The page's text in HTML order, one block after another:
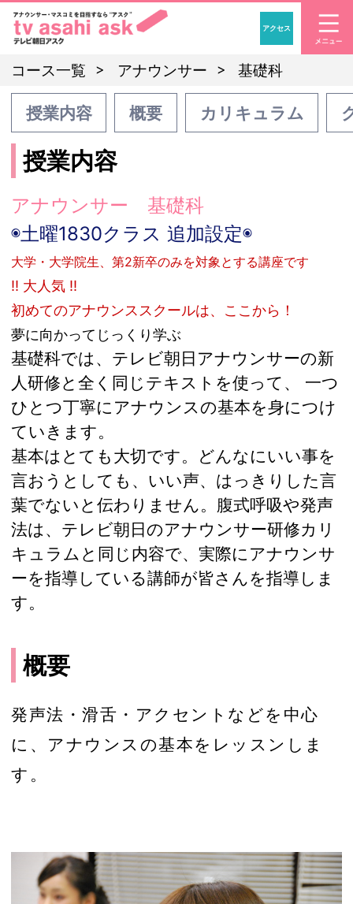
「アナウンサー・マ
アクセス
コース一覧 アナウンサー 基礎科
授業内容 概要 カリキュラム
授業内容
アナウンサー 基礎科
◉土曜1830クラス 追加設定◉
大学・大学院生、第2新卒のみを対象とする講座です
!! 大人気 !!
初めてのアナウンススクールは、ここから！
夢に向かってじっくり学ぶ
基礎科では、テレビ朝日アナウンサーの新
人研修と全く同じテキストを使って、 一つ
ひとつ丁寧にアナウンスの基本を身につけ
ていきます。
基本はとても大切です。どんなにいい事を
言おうとしても、いい声、はっきりした言
葉でないと伝わりません。腹式呼吸や発声
法は、テレビ朝日のアナウンサー研修カリ
キュラムと同じ内容で、実際にアナウンサ
ーを指導している講師が皆さんを指導しま
す。
概要
発声法・滑舌・アクセントなどを中心
に、アナウンスの基本をレッスンしま
す。